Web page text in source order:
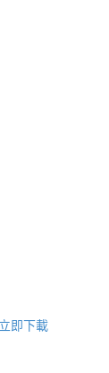
立即下載